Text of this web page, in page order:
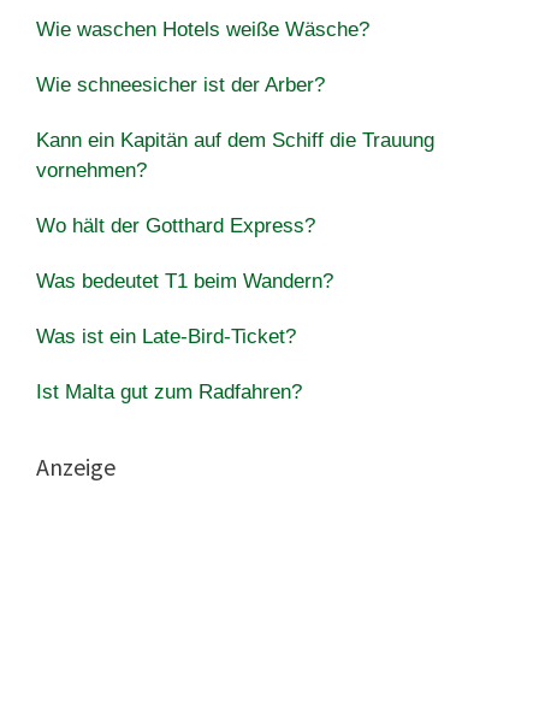
Wie waschen Hotels weiße Wäsche?
Wie schneesicher ist der Arber?
Kann ein Kapitän auf dem Schiff die Trauung
vornehmen?
Wo hält der Gotthard Express?
Was bedeutet T1 beim Wandern?
Was ist ein Late-Bird-Ticket?
Ist Malta gut zum Radfahren?
Anzeige